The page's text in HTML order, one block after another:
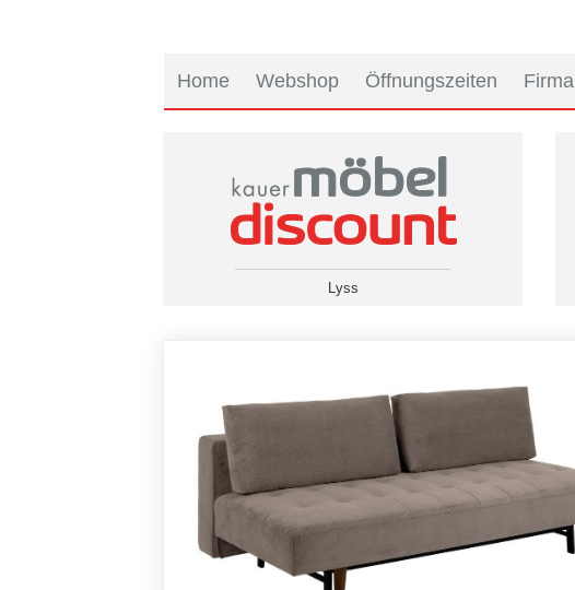
Home Webshop Öffnungszeiten Firma
Lyss